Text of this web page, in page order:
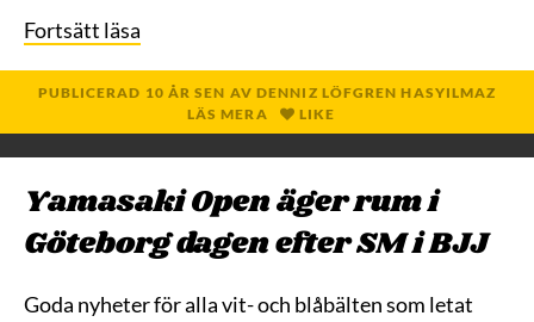
Fortsätt läsa
PUBLICERAD 10 ÅR SEN AV DENNIZ LÖFGREN HASYILMAZ
LÄS MERA
LIKE
Yamasaki Open äger rum i
Göteborg dagen efter SM i BJJ
Goda nyheter för alla vit- och blåbälten som letat